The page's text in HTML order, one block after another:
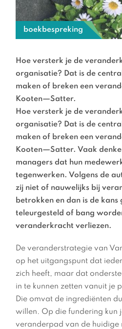
boekbespreking
Hoe versterk je de
organisatie? Dat is de
maken of breken een
Kooten—Satter.
Hoe versterk je de
organisatie? Dat is de
maken of breken een
Kooten—Satter. Vaak
managers dat hun
tegenwerken. Volgens de
zij niet of nauwelijks bij
betrokken en dan is de
teleurgesteld of bang
veranderkracht verliezen.
De veranderstrategie van
op het uitgangspunt dat
zich heeft, maar dat
in te kunnen zetten vanuit je
Die omvat de ingrediënten
willen. Op die fundering kun
veranderpad van de huidige